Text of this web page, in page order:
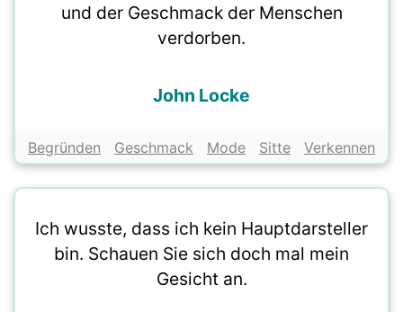
und der Geschmack der Menschen
verdorben.
John Locke
Begründen Geschmack Mode Sitte Verkennen
Ich wusste, dass ich kein Hauptdarsteller
bin. Schauen Sie sich doch mal mein
Gesicht an.